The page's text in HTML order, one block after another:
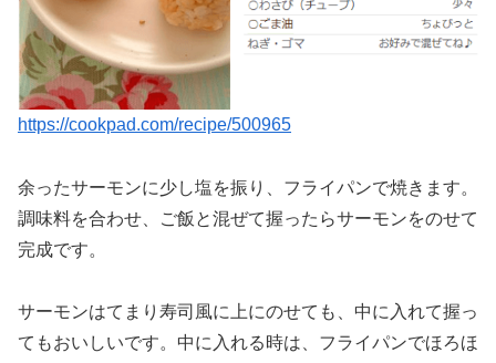
https://cookpad.com/recipe/500965
余ったサーモンに少し塩を振り、フライパンで焼きます。
調味料を合わせ、ご飯と混ぜて握ったらサーモンをのせて
完成です。
サーモンはてまり寿司風に上にのせても、中に入れて握っ
てもおいしいです。中に入れる時は、フライパンでほろほ